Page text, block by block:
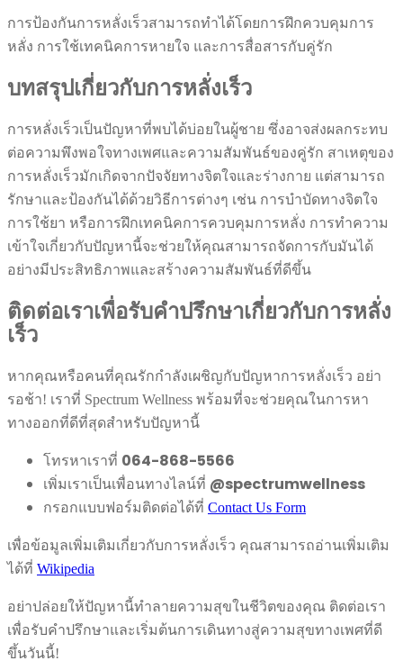
การป้องกันการหลั่งเร็วสามารถทำได้โดยการฝึกควบคุมการ
หลั่ง การใช้เทคนิคการหายใจ และการสื่อสารกับคู่รัก
บทสรุปเกี่ยวกับการหลั่งเร็ว
การหลั่งเร็วเป็นปัญหาที่พบได้บ่อยในผู้ชาย ซึ่งอาจส่งผลกระทบ
ต่อความพึงพอใจทางเพศและความสัมพันธ์ของคู่รัก สาเหตุของ
การหลั่งเร็วมักเกิดจากปัจจัยทางจิตใจและร่างกาย แต่สามารถ
รักษาและป้องกันได้ด้วยวิธีการต่างๆ เช่น การบำบัดทางจิตใจ
การใช้ยา หรือการฝึกเทคนิคการควบคุมการหลั่ง การทำความ
เข้าใจเกี่ยวกับปัญหานี้จะช่วยให้คุณสามารถจัดการกับมันได้
อย่างมีประสิทธิภาพและสร้างความสัมพันธ์ที่ดีขึ้น
ติดต่อเราเพื่อรับคำปรึกษาเกี่ยวกับการหลั่ง
เร็ว
หากคุณหรือคนที่คุณรักกำลังเผชิญกับปัญหาการหลั่งเร็ว อย่า
รอช้า! เราที่ Spectrum Wellness พร้อมที่จะช่วยคุณในการหา
ทางออกที่ดีที่สุดสำหรับปัญหานี้
โทรหาเราที่ 064-868-5566
เพิ่มเราเป็นเพื่อนทางไลน์ที่ @spectrumwellness
กรอกแบบฟอร์มติดต่อได้ที่ Contact Us Form
เพื่อข้อมูลเพิ่มเติมเกี่ยวกับการหลั่งเร็ว คุณสามารถอ่านเพิ่มเติม
ได้ที่ Wikipedia
อย่าปล่อยให้ปัญหานี้ทำลายความสุขในชีวิตของคุณ ติดต่อเรา
เพื่อรับคำปรึกษาและเริ่มต้นการเดินทางสู่ความสุขทางเพศที่ดี
ขึ้นวันนี้!